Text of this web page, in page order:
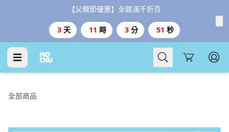
【父親節優惠】全館滿千折百
3 天 11 時 3 分 50 秒
Cart
全部商品